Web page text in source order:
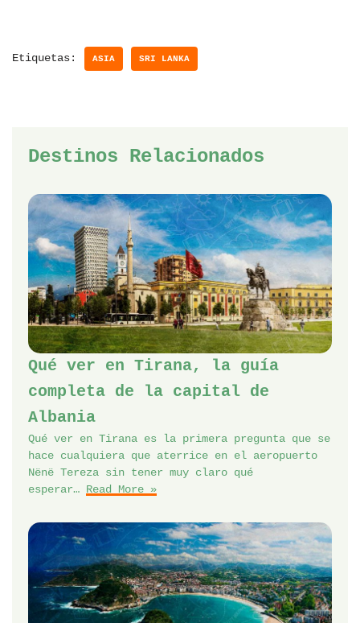
Etiquetas: ASIA SRI LANKA
Destinos Relacionados
Qué ver en Tirana, la guía
completa de la capital de
Albania
Qué ver en Tirana es la primera pregunta que se
hace cualquiera que aterrice en el aeropuerto
Nënë Tereza sin tener muy claro qué
esperar… Read More »